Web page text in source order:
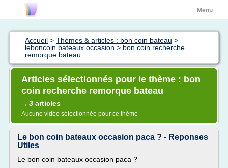
Menu
Accueil > Thèmes & articles : bon coin bateau >
leboncoin bateaux occasion > bon coin recherche
remorque bateau
Articles sélectionnés pour le thème : bon
coin recherche remorque bateau
→ 3 articles
Aucune vidéo sélectionnée pour ce thème
Le bon coin bateaux occasion paca ? - Reponses
Utiles
Le bon coin bateaux occasion paca ?